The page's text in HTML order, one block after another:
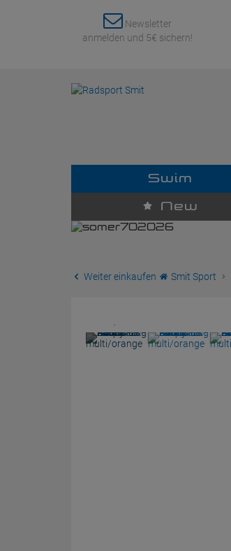
Newsletter
anmelden und 5€ sichern!
Swim
New
Weiter einkaufen Smit Sport